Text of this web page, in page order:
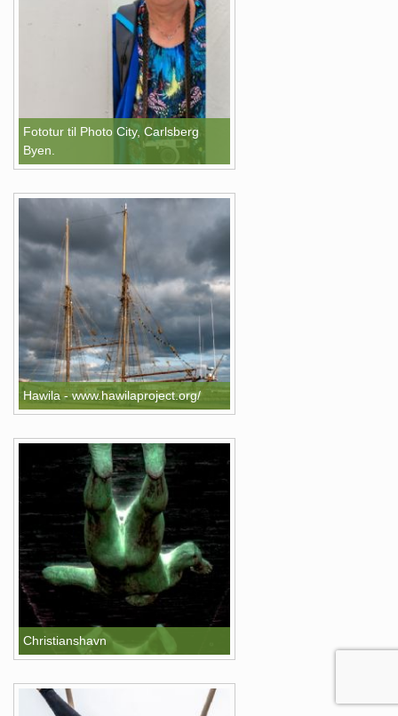
Fototur til Photo City, Carlsberg
Byen.
Hawila - www.hawilaproject.org/
Christianshavn